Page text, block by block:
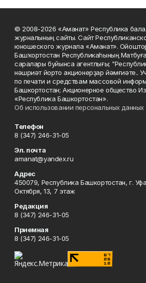
© 2008-2026 «Аманат» Республика
журналының сайты. Сайт
юношеского журнала «Аманат».
Башҡортостан Республикаһының
саралары буйынса агентлығы;
нәшриәт йорто акционерҙар йәмғиәте..
по печати и средствам массовой
Башкортостан; Акционерное общество
«Республика Башкортостан».
Об использовании персональных данных
Телефон
8 (347) 246-31-05
Эл. почта
amanat@yandex.ru
Адрес
450079, Республика Башкортостан, г.
Октября, 13, 7 этаж
Редакция
8 (347) 246-31-05
Приемная
8 (347) 246-31-05